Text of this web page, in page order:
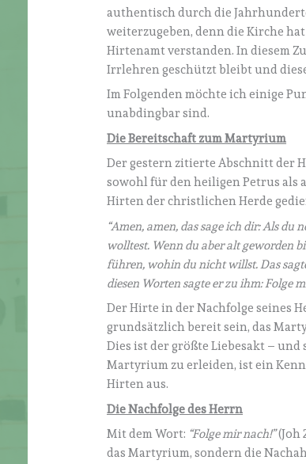
authentisch durch die
weiterzugeben, denn die Kirche
Hirtenamt verstanden. In diesem
Irrlehren geschützt bleibt und
Im Folgenden möchte ich einige
unabdingbar sind.
Die Bereitschaft zum Martyrium
Der gestern zitierte Abschnitt der
sowohl für den heiligen Petrus als
Hirten der christlichen Herde
“Amen, amen, das sage ich dir: Als
wolltest. Wenn du aber alt geworden
führen, wohin du nicht willst. Das
diesen Worten sagte er zu ihm: Folge
Der Hirte in der Nachfolge seines
grundsätzlich bereit sein, das
Dies ist der größte Liebesakt – und
Martyrium zu erleiden, ist ein
Hirten aus.
Die Nachfolge des Herrn
Mit dem Wort: “Folge mir nach!”(Joh
das Martyrium, sondern die